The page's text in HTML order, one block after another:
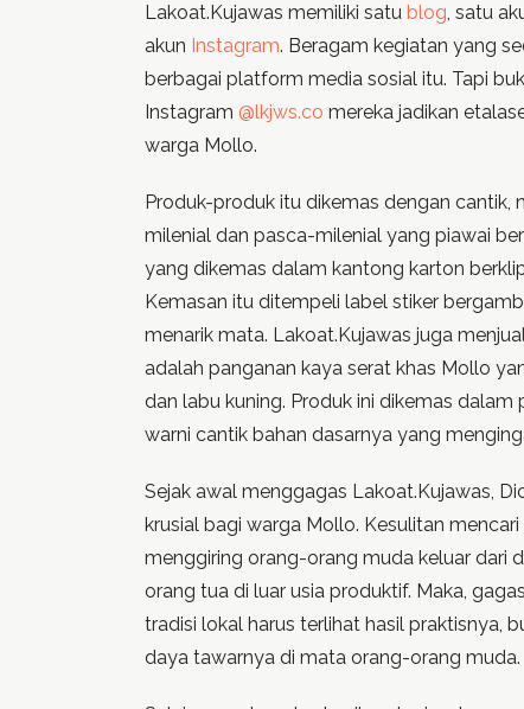
Lakoat.Kujawas memiliki satu blog, satu
akun Instagram. Beragam kegiatan yang
berbagai platform media sosial itu. Tapi
Instagram @lkjws.co mereka jadikan
warga Mollo.
Produk-produk itu dikemas dengan cantik,
milenial dan pasca-milenial yang piawai
yang dikemas dalam kantong karton
Kemasan itu ditempeli label stiker
menarik mata. Lakoat.Kujawas juga
adalah panganan kaya serat khas Mollo
dan labu kuning. Produk ini dikemas
warni cantik bahan dasarnya yang
Sejak awal menggagas Lakoat.Kujawas,
krusial bagi warga Mollo. Kesulitan
menggiring orang-orang muda keluar dari
orang tua di luar usia produktif. Maka,
tradisi lokal harus terlihat hasil praktisnya,
daya tawarnya di mata orang-orang muda.